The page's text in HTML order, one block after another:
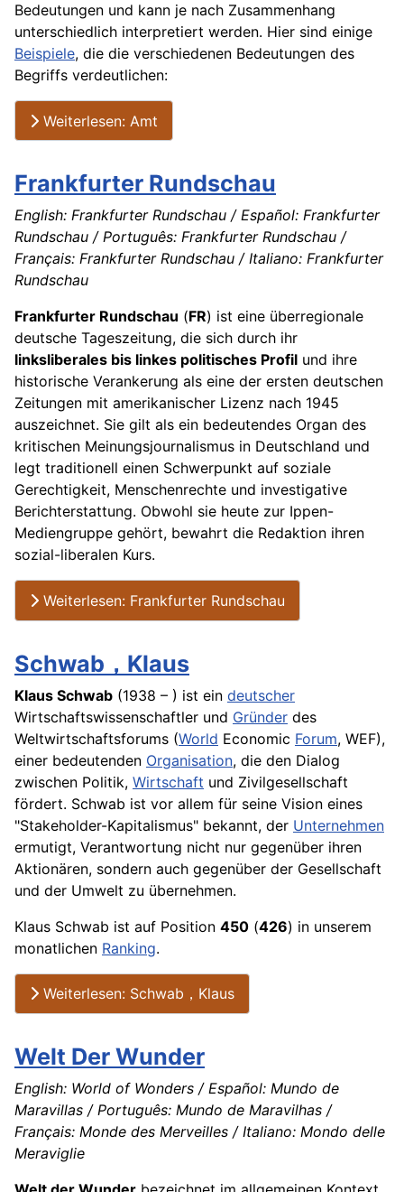
Bedeutungen und kann je nach Zusammenhang
unterschiedlich interpretiert werden. Hier sind einige
Beispiele, die die verschiedenen Bedeutungen des
Begriffs verdeutlichen:
Weiterlesen: Amt
Frankfurter Rundschau
English: Frankfurter Rundschau / Español: Frankfurter
Rundschau / Português: Frankfurter Rundschau /
Français: Frankfurter Rundschau / Italiano: Frankfurter
Rundschau
Frankfurter Rundschau (FR) ist eine überregionale
deutsche Tageszeitung, die sich durch ihr
linksliberales bis linkes politisches Profil und ihre
historische Verankerung als eine der ersten deutschen
Zeitungen mit amerikanischer Lizenz nach 1945
auszeichnet. Sie gilt als ein bedeutendes Organ des
kritischen Meinungsjournalismus in Deutschland und
legt traditionell einen Schwerpunkt auf soziale
Gerechtigkeit, Menschenrechte und investigative
Berichterstattung. Obwohl sie heute zur Ippen-
Mediengruppe gehört, bewahrt die Redaktion ihren
sozial-liberalen Kurs.
Weiterlesen: Frankfurter Rundschau
Schwab，Klaus
Klaus Schwab (1938 – ) ist ein deutscher
Wirtschaftswissenschaftler und Gründer des
Weltwirtschaftsforums (World Economic Forum, WEF),
einer bedeutenden Organisation, die den Dialog
zwischen Politik, Wirtschaft und Zivilgesellschaft
fördert. Schwab ist vor allem für seine Vision eines
"Stakeholder-Kapitalismus" bekannt, der Unternehmen
ermutigt, Verantwortung nicht nur gegenüber ihren
Aktionären, sondern auch gegenüber der Gesellschaft
und der Umwelt zu übernehmen.
Klaus Schwab ist auf Position 450 (426) in unserem
monatlichen Ranking.
Weiterlesen: Schwab，Klaus
Welt Der Wunder
English: World of Wonders / Español: Mundo de
Maravillas / Português: Mundo de Maravilhas /
Français: Monde des Merveilles / Italiano: Mondo delle
Meraviglie